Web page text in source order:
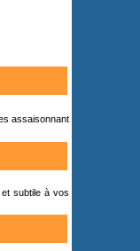
assaisonnant
subtile à vos